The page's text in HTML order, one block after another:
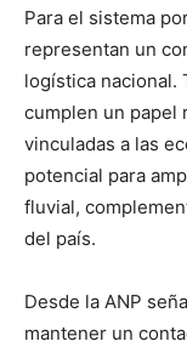
Para el sistema
representan un
logística nacional.
cumplen un papel
vinculadas a las
potencial para
fluvial,
del país.
Desde la ANP
mantener un